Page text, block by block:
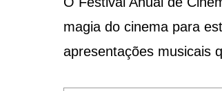
magia do cinema para
apresentações musicais